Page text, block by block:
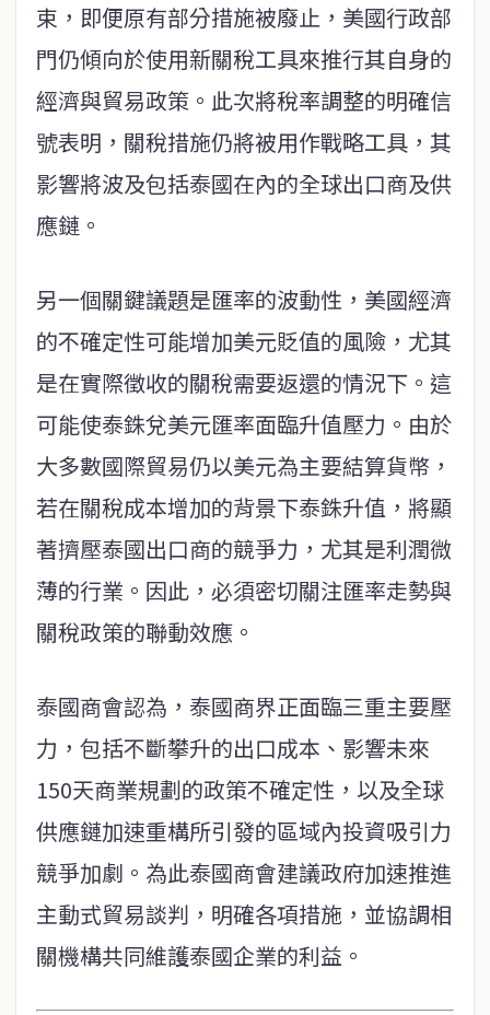
束，即便原有部分措施被廢止，美國行政部
門仍傾向於使用新關稅工具來推行其自身的
經濟與貿易政策。此次將稅率調整的明確信
號表明，關稅措施仍將被用作戰略工具，其
影響將波及包括泰國在內的全球出口商及供
應鏈。
另一個關鍵議題是匯率的波動性，美國經濟
的不確定性可能增加美元貶值的風險，尤其
是在實際徵收的關稅需要返還的情況下。這
可能使泰銖兌美元匯率面臨升值壓力。由於
大多數國際貿易仍以美元為主要結算貨幣，
若在關稅成本增加的背景下泰銖升值，將顯
著擠壓泰國出口商的競爭力，尤其是利潤微
薄的行業。因此，必須密切關注匯率走勢與
關稅政策的聯動效應。
泰國商會認為，泰國商界正面臨三重主要壓
力，包括不斷攀升的出口成本、影響未來
150天商業規劃的政策不確定性，以及全球
供應鏈加速重構所引發的區域內投資吸引力
競爭加劇。為此泰國商會建議政府加速推進
主動式貿易談判，明確各項措施，並協調相
關機構共同維護泰國企業的利益。